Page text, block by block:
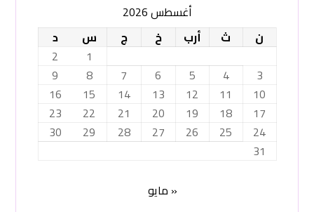
أغسطس 2026
ن
ث أرب خ ج س
د
1
2
3
4
5
6
7
8
9
10
11
12
13
14
15
16
17
18
19
20
21
22
23
24
25
26
27
28
29
30
31
« مايو